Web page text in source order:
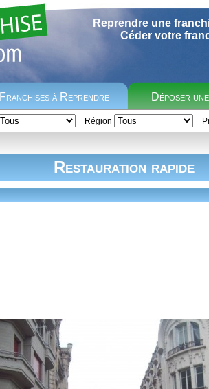
Reprendre une
Céder votre
Franchises à Reprendre Déposer
Région
Restauration rapide